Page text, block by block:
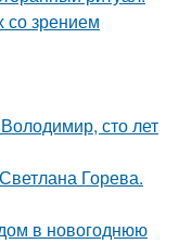
со зрением
сто лет
Горева.
в новогоднюю